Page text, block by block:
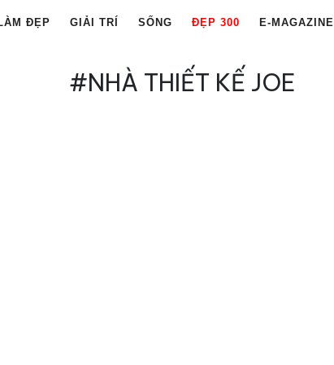
ĐẸP GIẢI TRÍ SỐNG ĐẸP 300 E-MAGAZINE
#NHÀ THIẾT KẾ JOE